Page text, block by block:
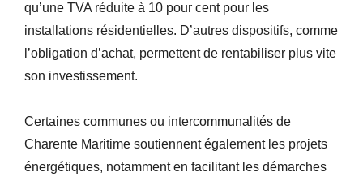
qu’une TVA réduite à 10 pour cent pour les
installations résidentielles. D’autres dispositifs, comme
l’obligation d’achat, permettent de rentabiliser plus vite
son investissement.
Certaines communes ou intercommunalités de
Charente Maritime soutiennent également les projets
énergétiques, notamment en facilitant les démarches